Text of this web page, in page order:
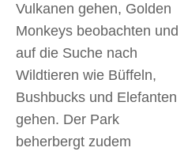
Vulkanen gehen, Golden
Monkeys beobachten und
auf die Suche nach
Wildtieren wie Büffeln,
Bushbucks und Elefanten
gehen. Der Park
beherbergt zudem